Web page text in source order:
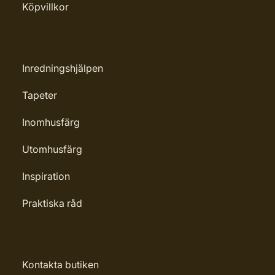
väggen
600971
Köpvillkor
Inredningshjälpen
Tapeter
Inomhusfärg
Utomhusfärg
Inspiration
Praktiska råd
Kontakta butiken